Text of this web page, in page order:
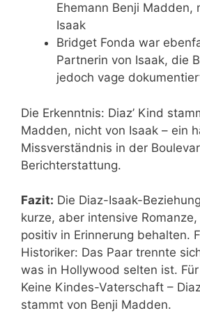
Ehemann Benji Madden,
Isaak
Bridget Fonda war
Partnerin von Isaak, die
jedoch vage
Die Erkenntnis: Diaz’ Kind
Madden, nicht von Isaak – ein
Missverständnis in der
Berichterstattung.
Fazit: Die Diaz-Isaak-
kurze, aber intensive
positiv in Erinnerung behalten.
Historiker: Das Paar trennte
was in Hollywood selten ist.
Keine Kindes-Vaterschaft –
stammt von Benji Madden.